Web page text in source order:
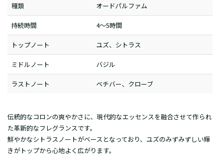
種類 オードパルファム
持続時間 4～5時間
トップノート ユズ、シトラス
ミドルノート バジル
ラストノート ベチバー、クローブ
伝統的なコロンの爽やかさに、現代的なエッセンスを融合させて作られ
た革新的なフレグランスです。
鮮やかなシトラスノートがベースとなっており、ユズのみずみずしい輝
きがトップから心地よく広がります。